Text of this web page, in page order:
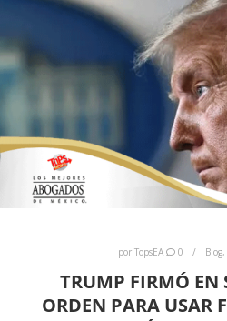
por TopsEA 0 Blog,
TRUMP FIRMÓ EN
ORDEN PARA USAR